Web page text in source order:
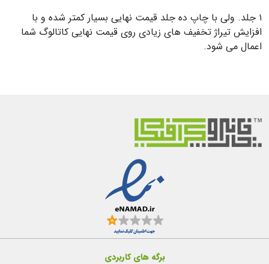
۱ جلد. ولی با چاپ ده جلد قیمت نهایی بسیار کمتر شده و با
افزایش تیراژ تخفیف های زیادی روی قیمت نهایی کاتالوگ شما
اعمال می شود.
برگه های کاربردی